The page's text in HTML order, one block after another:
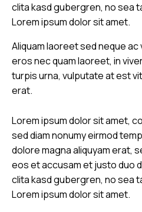
clita kasd gubergren, no sea
Lorem ipsum dolor sit amet.
Aliquam laoreet sed neque
eros nec quam laoreet, in
turpis urna, vulputate at est
erat.
Lorem ipsum dolor sit amet,
sed diam nonumy eirmod
dolore magna aliquyam erat,
eos et accusam et justo duo
clita kasd gubergren, no sea
Lorem ipsum dolor sit amet.